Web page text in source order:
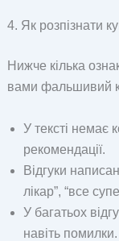
4. Як розпізнати
Нижче кілька
вами фальшивий
У тексті немає
рекомендації.
Відгуки
лікар”, “все
У багатьох
навіть помилки.